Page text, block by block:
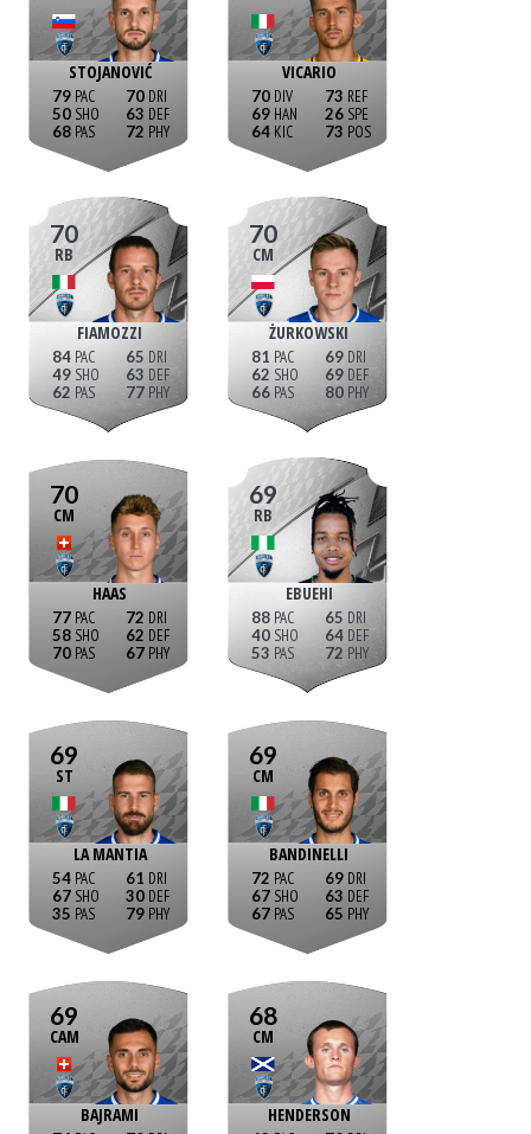
STOJANOVIĆ
79
50
68
70
63
72
VICARIO
70
69
64
73
26
73
70
RB
FIAMOZZI
84
49
62
65
63
77
70
CM
ŻURKOWSKI
81
62
66
69
69
80
70
CM
HAAS
77
58
70
72
62
67
69
RB
EBUEHI
88
40
53
65
64
72
69
ST
LA MANTIA
54
67
35
61
30
79
69
CM
BANDINELLI
72
67
67
69
63
65
69
CAM
BAJRAMI
68
CM
HENDERSON